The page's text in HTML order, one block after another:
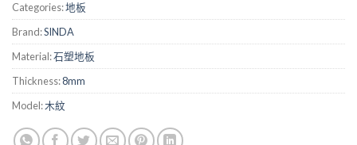
Categories:地板
Brand:SINDA
Material:石塑地板
Thickness:8mm
Model:木紋